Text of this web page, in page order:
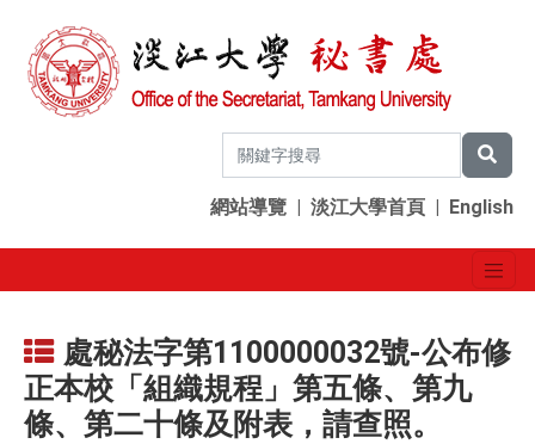
網站導覽 | 淡江大學首頁 | English
處秘法字第1100000032號-公布修
正本校「組織規程」第五條、第九
條、第二十條及附表，請查照。